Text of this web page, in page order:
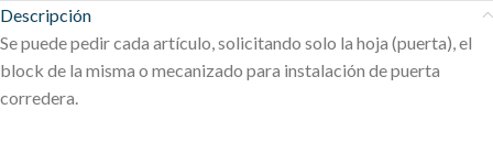
Descripción
Se puede pedir cada artículo, solicitando solo la hoja (puerta), el
block de la misma o mecanizado para instalación de puerta
corredera.